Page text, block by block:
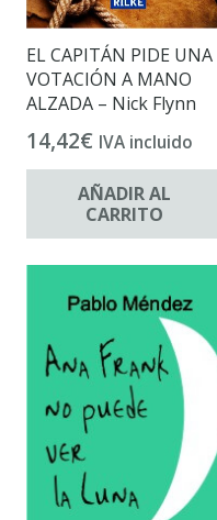
EL CAPITÁN PIDE UNA
VOTACIÓN A MANO
ALZADA – Nick Flynn
14,42€ IVA incluido
AÑADIR AL
CARRITO